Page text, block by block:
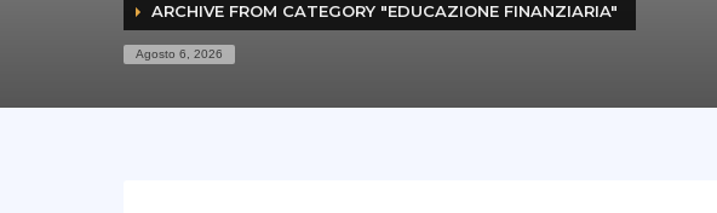
ARCHIVE FROM CATEGORY "EDUCAZIONE FINANZIARIA"
Agosto 6, 2026